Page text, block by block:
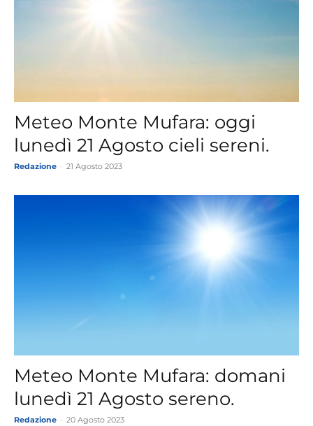
Meteo Monte Mufara: oggi
lunedì 21 Agosto cieli sereni.
Redazione 21 Agosto 2023
Meteo Monte Mufara: domani
lunedì 21 Agosto sereno.
Redazione 20 Agosto 2023